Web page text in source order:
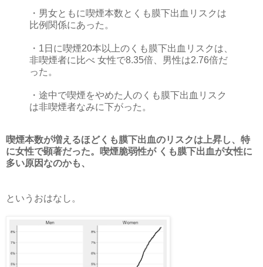
・男女ともに喫煙本数とくも膜下出血リスクは
比例関係にあった。
・1日に喫煙20本以上のくも膜下出血リスクは、
非喫煙者に比べ 女性で8.35倍、男性は2.76倍だ
った。
・途中で喫煙をやめた人のくも膜下出血リスク
は非喫煙者なみに下がった。
喫煙本数が増えるほどくも膜下出血のリスクは上昇し、特
に女性で顕著だった。喫煙脆弱性が くも膜下出血が女性に
多い原因なのかも、
というおはなし。